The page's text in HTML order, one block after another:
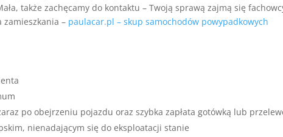
także zachęcamy do kontaktu – Twoją sprawą zajmą się
zamieszkania – paulacar.pl – skup samochodów powypadkowych
po obejrzeniu pojazdu oraz szybka zapłata gotówką lub
nienadającym się do eksploatacji stanie